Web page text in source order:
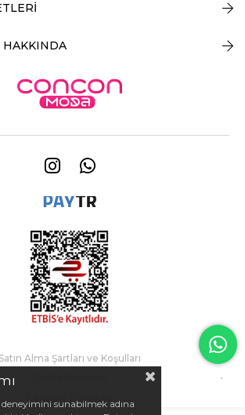
HAKKINDA
Satın Alma Şartları ve Koşulları
deneyimini sunabilmek adına